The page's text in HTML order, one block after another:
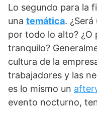
Lo segundo para la
una temática.
por todo lo alto? ¿O
tranquilo?
cultura de la
trabajadores y las
es lo mismo un
evento nocturno,